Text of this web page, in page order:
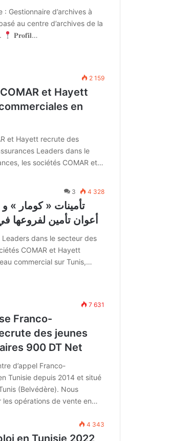
: Gestionnaire d’archives à
au centre d’archives de la
𝐏𝐫𝐨𝐟𝐢𝐥…
2 159
et Hayett
en
et Hayett recrute des
Leaders dans le
les sociétés COMAR et…
3 4 328
تأمينات « كومار »
أعوان تأمين لفروعها
! Leaders dans le secteur des
COMAR et Hayett
commercial sur Tunis,…
7 631
Franco-
des jeunes
900 DT Net
d’appel Franco-
Tunisie depuis 2014 et situé
(Belvédère). Nous
les opérations de vente en…
4 343
en Tunisie 2022